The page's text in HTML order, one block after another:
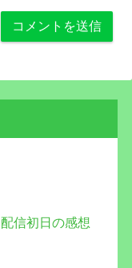
配信初日の感想